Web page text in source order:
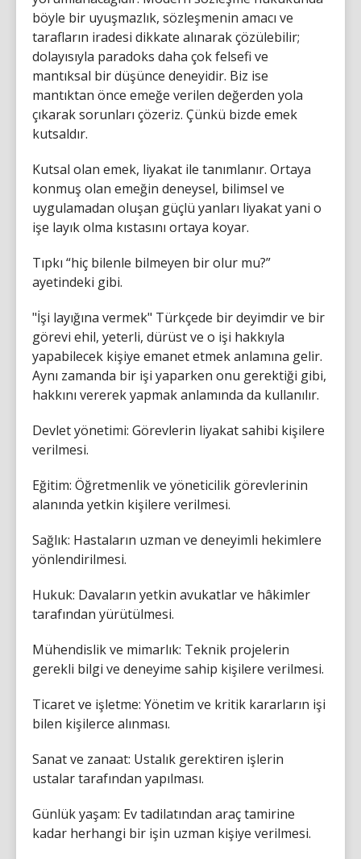
böyle bir uyuşmazlık, sözleşmenin amacı ve
tarafların iradesi dikkate alınarak çözülebilir;
dolayısıyla paradoks daha çok felsefi ve
mantıksal bir düşünce deneyidir. Biz ise
mantıktan önce emeğe verilen değerden yola
çıkarak sorunları çözeriz. Çünkü bizde emek
kutsaldır.
Kutsal olan emek, liyakat ile tanımlanır. Ortaya
konmuş olan emeğin deneysel, bilimsel ve
uygulamadan oluşan güçlü yanları liyakat yani o
işe layık olma kıstasını ortaya koyar.
Tıpkı “hiç bilenle bilmeyen bir olur mu?”
ayetindeki gibi.
"İşi layığına vermek" Türkçede bir deyimdir ve bir
görevi ehil, yeterli, dürüst ve o işi hakkıyla
yapabilecek kişiye emanet etmek anlamına gelir.
Aynı zamanda bir işi yaparken onu gerektiği gibi,
hakkını vererek yapmak anlamında da kullanılır.
Devlet yönetimi: Görevlerin liyakat sahibi kişilere
verilmesi.
Eğitim: Öğretmenlik ve yöneticilik görevlerinin
alanında yetkin kişilere verilmesi.
Sağlık: Hastaların uzman ve deneyimli hekimlere
yönlendirilmesi.
Hukuk: Davaların yetkin avukatlar ve hâkimler
tarafından yürütülmesi.
Mühendislik ve mimarlık: Teknik projelerin
gerekli bilgi ve deneyime sahip kişilere verilmesi.
Ticaret ve işletme: Yönetim ve kritik kararların işi
bilen kişilerce alınması.
Sanat ve zanaat: Ustalık gerektiren işlerin
ustalar tarafından yapılması.
Günlük yaşam: Ev tadilatından araç tamirine
kadar herhangi bir işin uzman kişiye verilmesi.